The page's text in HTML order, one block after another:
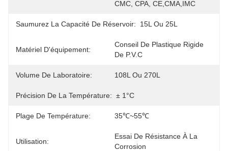
CMC, CPA, CE,CMA,IMC
Saumurez La Capacité De Réservoir: 15L Ou 25L
Matériel D'équipement:
Conseil De Plastique Rigide
De P.V.C
Volume De Laboratoire: 108L Ou 270L
Précision De La Température: ± 1°C
Plage De Température: 35℃~55℃
Utilisation:
Essai De Résistance À La
Corrosion